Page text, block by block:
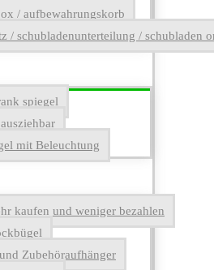
/ aufbewahrungskorb
/ schubladenunterteilung / schubladen
spiegel
mit Beleuchtung
kaufen und weniger bezahlen
Zubehöraufhänger